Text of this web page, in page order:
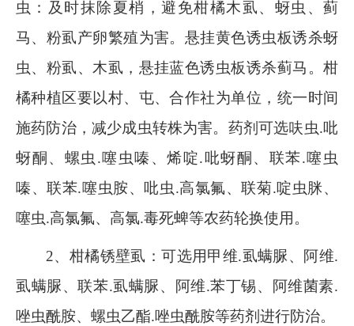
虫：及时抹除夏梢，避免柑橘木虱、蚜虫、蓟
马、粉虱产卵繁殖为害。悬挂黄色诱虫板诱杀蚜
虫、粉虱、木虱，悬挂蓝色诱虫板诱杀蓟马。柑
橘种植区要以村、屯、合作社为单位，统一时间
施药防治，减少成虫转株为害。药剂可选呋虫.吡
蚜酮、螺虫 .噻虫嗪、烯啶.吡蚜酮、联苯.噻虫
嗪、联苯.噻虫胺、吡虫.高氯氟、联菊.啶虫脒、
噻虫.高氯氟、高氯.毒死蜱等农药轮换使用。
2、柑橘锈壁虱：可选用甲维.虱螨脲、阿维.
虱螨脲、联苯.虱螨脲、阿维.苯丁锡、阿维菌素.
唑虫酰胺、螺虫乙酯.唑虫酰胺等药剂进行防治。